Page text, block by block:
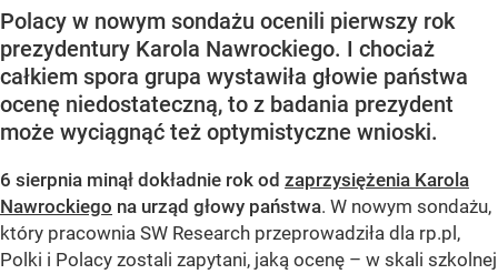
Polacy w nowym sondażu ocenili pierwszy rok
prezydentury Karola Nawrockiego. I chociaż
całkiem spora grupa wystawiła głowie państwa
ocenę niedostateczną, to z badania prezydent
może wyciągnąć też optymistyczne wnioski.
6 sierpnia minął dokładnie rok od zaprzysiężenia Karola
Nawrockiego na urząd głowy państwa. W nowym sondażu,
który pracownia SW Research przeprowadziła dla rp.pl,
Polki i Polacy zostali zapytani, jaką ocenę – w skali szkolnej